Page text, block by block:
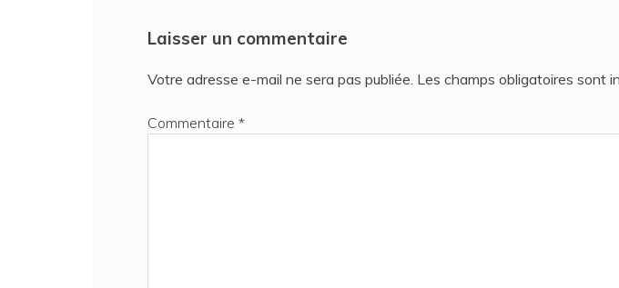
Laisser un commentaire
Votre adresse e-mail ne sera pas publiée. Les champs obligatoires sont
Commentaire *